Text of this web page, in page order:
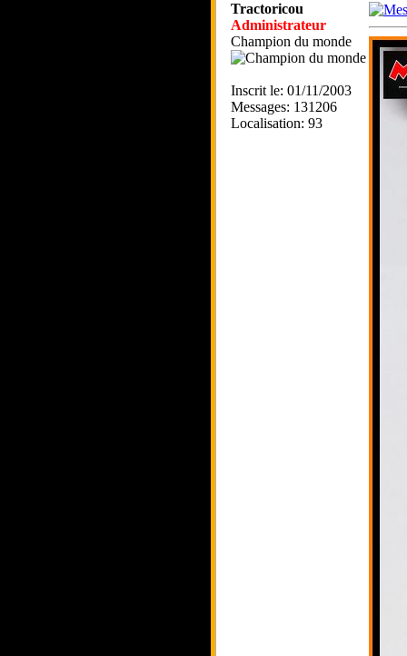
Tractoricou
Administrateur
Champion du monde
Inscrit le: 01/11/2003
Messages: 131206
Localisation: 93